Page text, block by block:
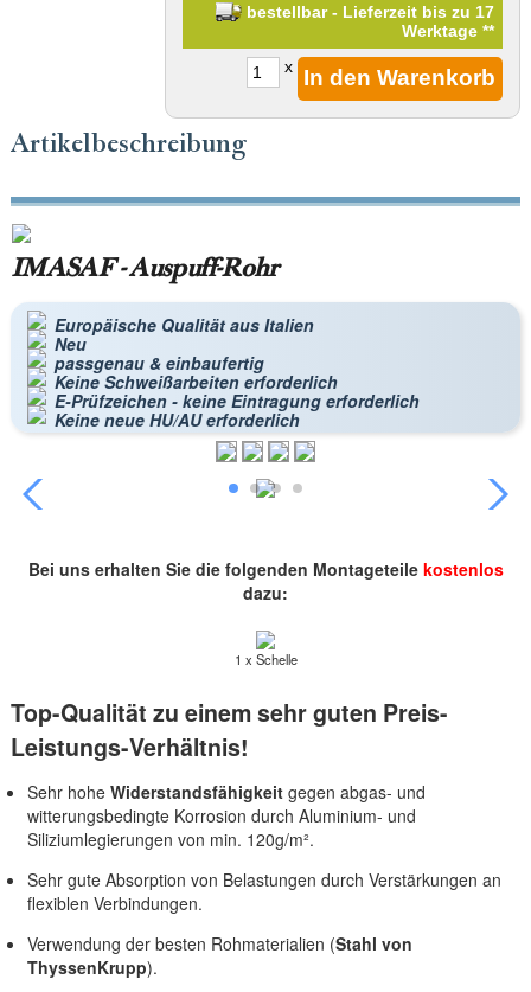
bestellbar - Lieferzeit bis zu 17
Werktage**
x
Artikelbeschreibung
IMASAF - Auspuff-Rohr
Europäische Qualität aus Italien
Neu
passgenau & einbaufertig
Keine Schweißarbeiten erforderlich
E-Prüfzeichen - keine Eintragung erforderlich
Keine neue HU/AU erforderlich
Bei uns erhalten Sie die folgenden Montageteile kostenlos
dazu:
1 x Schelle
Top-Qualität zu einem sehr guten Preis-
Leistungs-Verhältnis!
Sehr hohe Widerstandsfähigkeit gegen abgas- und
witterungsbedingte Korrosion durch Aluminium- und
Siliziumlegierungen von min. 120g/m².
Sehr gute Absorption von Belastungen durch Verstärkungen an
flexiblen Verbindungen.
Verwendung der besten Rohmaterialien (Stahl von
ThyssenKrupp).